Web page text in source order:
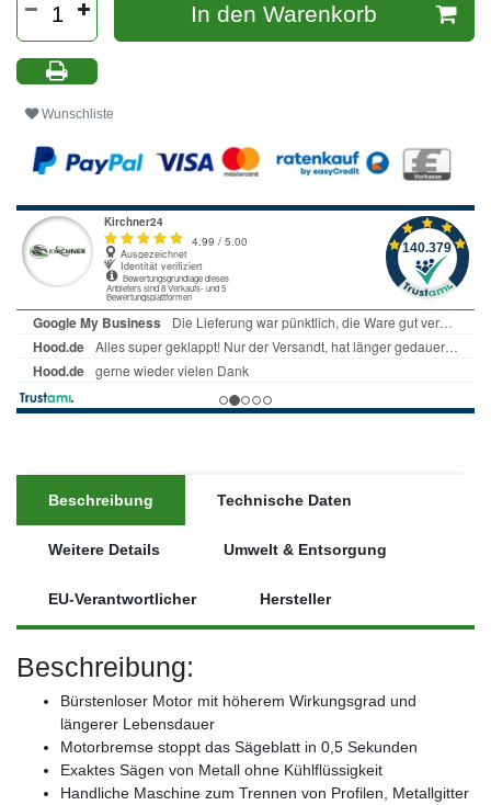
In den Warenkorb
Wunschliste
Beschreibung Technische Daten
Weitere Details Umwelt & Entsorgung
EU-Verantwortlicher Hersteller
Beschreibung:
Bürstenloser Motor mit höherem Wirkungsgrad und
längerer Lebensdauer
Motorbremse stoppt das Sägeblatt in 0,5 Sekunden
Exaktes Sägen von Metall ohne Kühlflüssigkeit
Handliche Maschine zum Trennen von Profilen, Metallgitter